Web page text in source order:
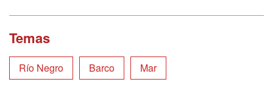
Temas
Río Negro Barco Mar